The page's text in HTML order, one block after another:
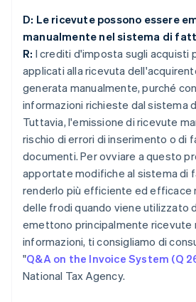
D: Le ricevute possono essere
manualmente nel sistema di
R: I crediti d'imposta sugli acquisti
applicati alla ricevuta
generata manualmente, purché
informazioni richieste dal sistema
Tuttavia, l'emissione di ricevute
rischio di errori di inserimento o di
documenti. Per ovviare a questo
apportate modifiche al sistema di
renderlo più efficiente ed efficace
delle frodi quando viene utilizzato
emettono principalmente ricevute
informazioni, ti consigliamo di
"Q&A on the Invoice System (Q
National Tax Agency.